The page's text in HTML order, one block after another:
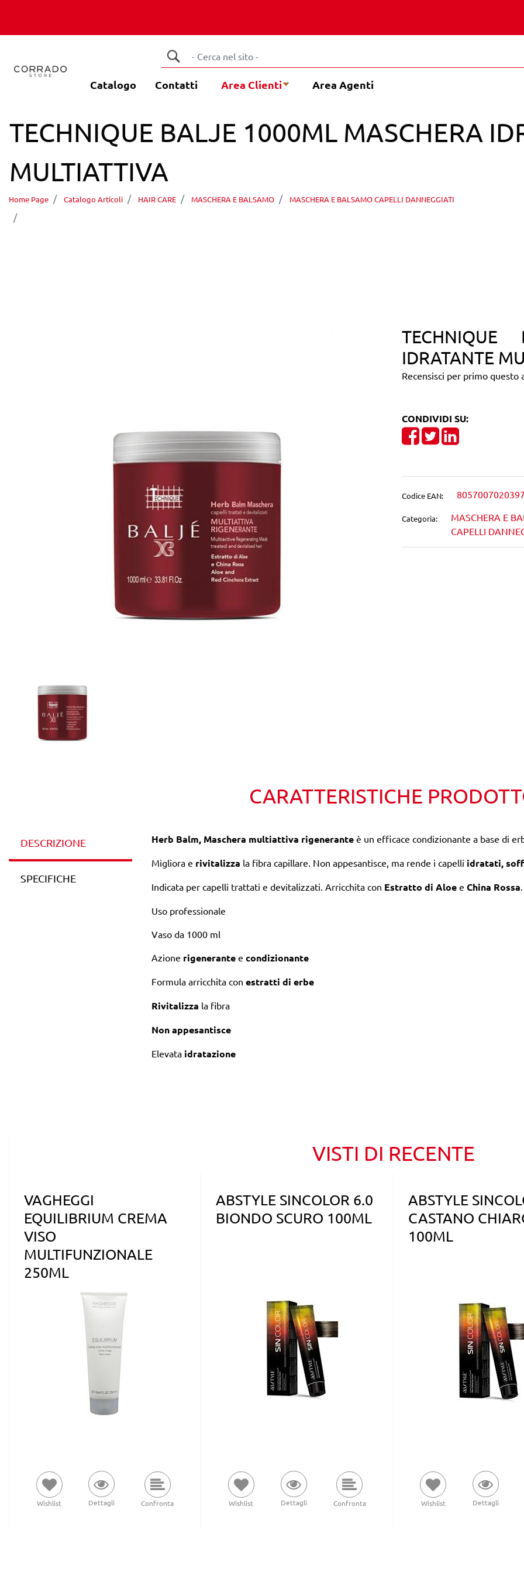
Catalogo Contatti Area Clienti Area Agenti
TECHNIQUE BALJE 1000ML MASCHERA
MULTIATTIVA
Home Page Catalogo Articoli HAIR CARE MASCHERA E BALSAMO MASCHERA E BALSAMO CAPELLI DANNEGGIATI
IDRATANTE
Recensisci per primo questo
CONDIVIDI SU:
Share on Facebook
TweetShare on
Codice EAN: 8057007020397
Categoria:
MASCHERA E
CAPELLI
CARATTERISTICHE
DESCRIZIONE
SPECIFICHE
Herb Balm, Maschera multiattiva rigeneranteè un efficace condizionante a base di
Migliora e rivitalizza la fibra capillare. Non appesantisce, ma rende i capelli idratati,
Indicata per capelli trattati e devitalizzati. Arricchita con Estratto di Aloe e China Rossa
Uso professionale
Vaso da 1000 ml
Azione rigenerante e condizionante
Formula arricchita con estratti di erbe
Rivitalizza la fibra
Non appesantisce
Elevataidratazione
VISTI DI RECENTE
VAGHEGGI
EQUILIBRIUM CREMA
VISO
MULTIFUNZIONALE
250ML
Wishlist Dettagli Confronta
ABSTYLE SINCOLOR 6.0
BIONDO SCURO 100ML
Wishlist Dettagli Confronta
ABSTYLE
CASTANO
100ML
Wishlist Dettagli